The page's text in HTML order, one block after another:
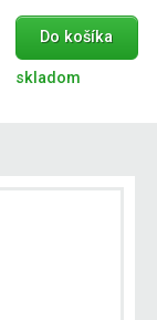
Do košíka
skladom